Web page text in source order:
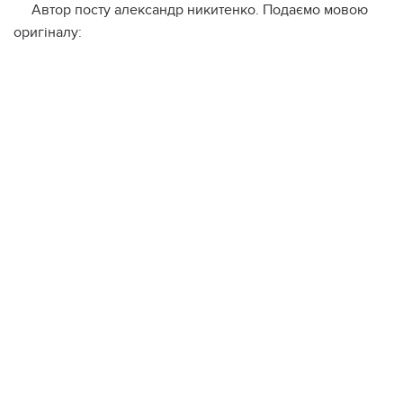
Автор посту александр никитенко. Подаємо мовою
оригіналу: